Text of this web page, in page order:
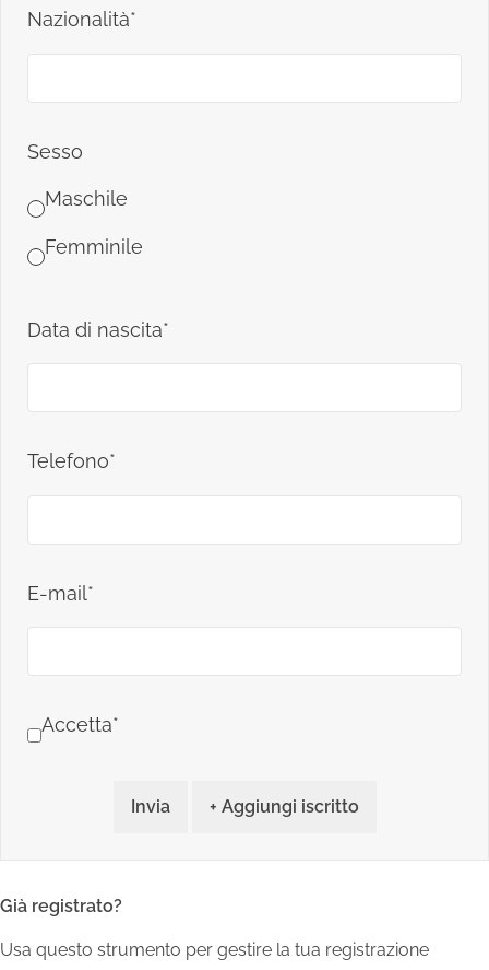
Nazionalità*
Sesso
Maschile
Femminile
Data di nascita*
Telefono*
E-mail*
Accetta*
Invia + Aggiungi iscritto
Già registrato?
Usa questo strumento per gestire la tua registrazione